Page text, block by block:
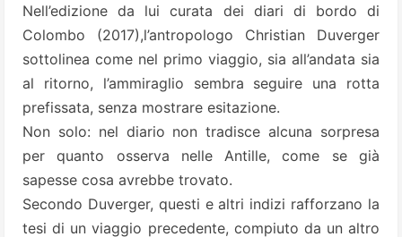
Nell’edizione da lui curata dei diari di bordo di
Colombo (2017),l’antropologo Christian Duverger
sottolinea come nel primo viaggio, sia all’andata sia
al ritorno, l’ammiraglio sembra seguire una rotta
prefissata, senza mostrare esitazione.
Non solo: nel diario non tradisce alcuna sorpresa
per quanto osserva nelle Antille, come se già
sapesse cosa avrebbe trovato.
Secondo Duverger, questi e altri indizi rafforzano la
tesi di un viaggio precedente, compiuto da un altro